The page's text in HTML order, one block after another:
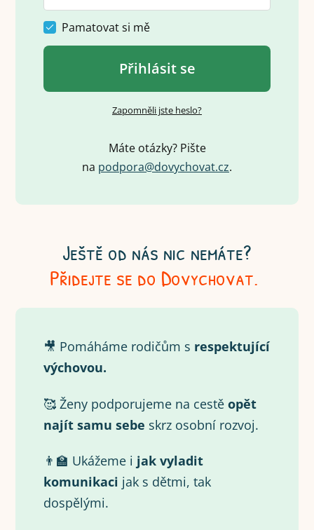
Pamatovat si mě
Přihlásit se
Zapomněli jste heslo?
Máte otázky? Pište
na podpora@dovychovat.cz.
Ještě od nás nic nemáte?
Přidejte se do Dovychovat.
🎥 Pomáháme rodičům s respektující
výchovou.
🥰 Ženy podporujeme na cestěopět
najít samu sebe skrz osobní rozvoj.
👨‍🏫 Ukážeme i jak vyladit
komunikaci jak s dětmi, tak
dospělými.